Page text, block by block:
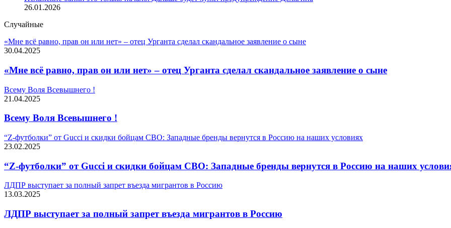
26.01.2026
Случайные
«Мне всё равно, прав он или нет» – отец Урганта сделал скандальное заявление о сыне
30.04.2025
«Мне всё равно, прав он или нет» – отец Урганта сделал скандальное заявление о сыне
Всему Воля Всевышнего !
21.04.2025
Всему Воля Всевышнего !
“Z-футболки” от Gucci и скидки бойцам СВО: Западные бренды вернутся в Россию на наших условиях
23.02.2025
“Z-футболки” от Gucci и скидки бойцам СВО: Западные бренды вернутся в Россию на наших
ЛДПР выступает за полный запрет въезда мигрантов в Россию
13.03.2025
ЛДПР выступает за полный запрет въезда мигрантов в Россию